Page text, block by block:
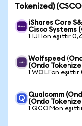
Tokenized)
iShares Core
Cisco Systems
1 IJHon eşittir
Wolfspeed
(Ondo
1 WOLFon eşittir
Qualcomm
(Ondo
1 QCOMon